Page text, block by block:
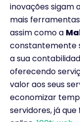
inovações sigam
mais
assim como a
constantemente
a sua
oferecendo
valor aos seus
economizar
servidores, já